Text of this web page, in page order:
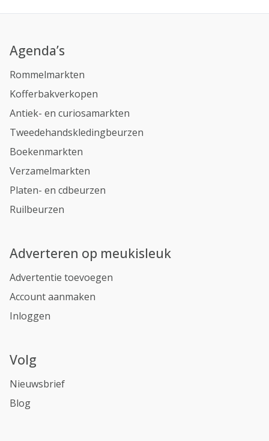
Agenda’s
Rommelmarkten
Kofferbakverkopen
Antiek- en curiosamarkten
Tweedehandskledingbeurzen
Boekenmarkten
Verzamelmarkten
Platen- en cdbeurzen
Ruilbeurzen
Adverteren op meukisleuk
Advertentie toevoegen
Account aanmaken
Inloggen
Volg
Nieuwsbrief
Blog